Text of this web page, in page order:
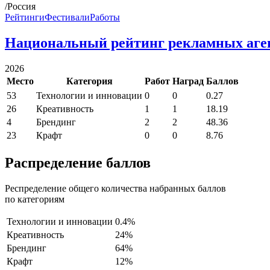
/Россия
РейтингиФестивалиРаботы
Национальный рейтинг рекламных
2026
Место
Категория Работ Наград Баллов
53
Технологии и инновации 0 0
0.27
26
Креативность 1 1
18.19
4
Брендинг 2 2
48.36
23
Крафт 0 0 8.76
Распределение баллов
Респределение общего количества набранных баллов
по категориям
Технологии и инновации 0.4%
Креативность
24%
Брендинг
64%
Крафт
12%